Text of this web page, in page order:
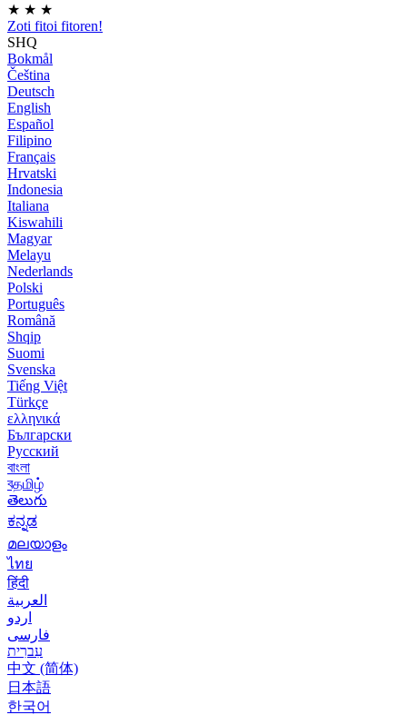
★ ★ ★
Zoti fitoi fitoren!
SHQ
Bokmål
Čeština
Deutsch
English
Español
Filipino
Français
Hrvatski
Indonesia
Italiana
Kiswahili
Magyar
Melayu
Nederlands
Polski
Português
Română
Shqip
Suomi
Svenska
Tiếng Việt
Türkçe
ελληνικά
Български
Русский
বাংলা
বதமிழ்
తెలుగు
ಕನ್ನಡ
മലയാളം
ไทย
हिंदी
العربية
اردو
فارسی
עִברִית
中文 (简体)
日本語
한국어